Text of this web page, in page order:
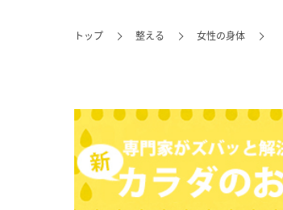
トップ 整える 女性の身体